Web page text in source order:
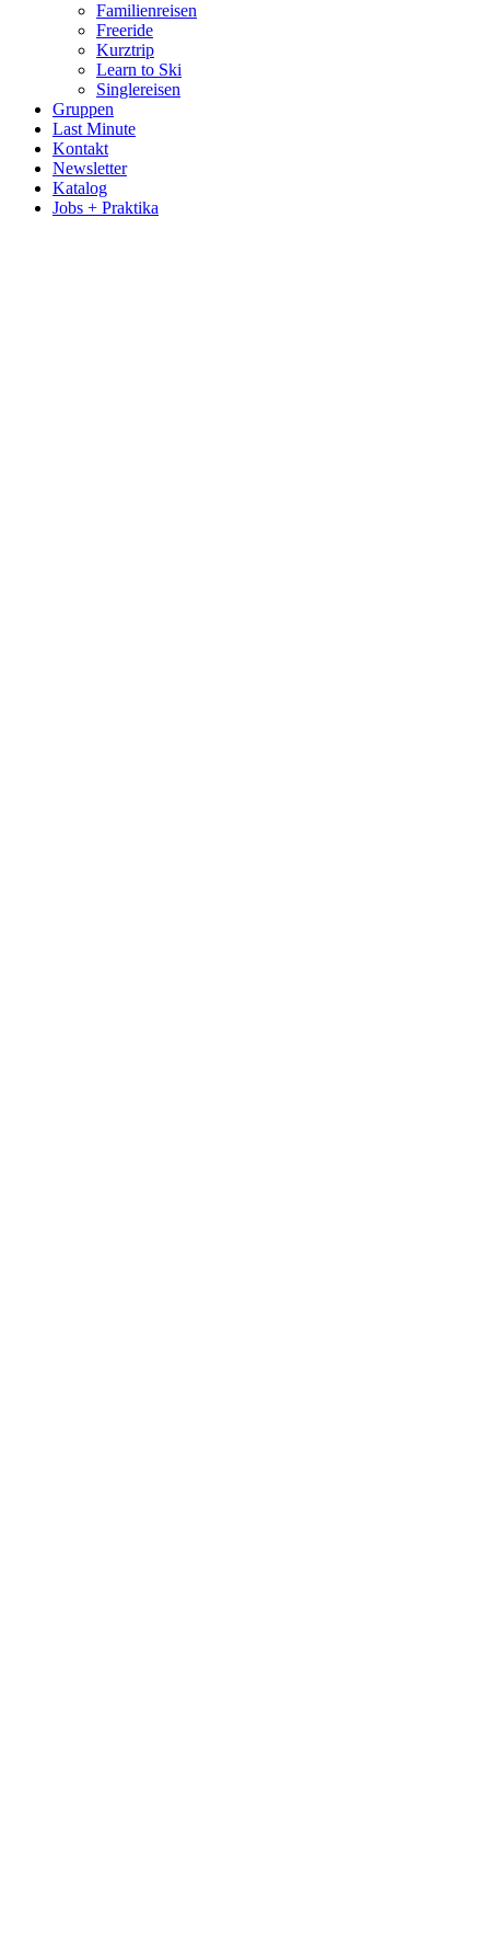
Familienreisen
Freeride
Kurztrip
Learn to Ski
Singlereisen
Gruppen
Last Minute
Kontakt
Newsletter
Katalog
Jobs + Praktika